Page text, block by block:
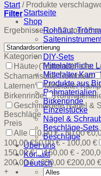
Startseite
Shop
Rohhaut,
Schamanische
DIY-Sets
Mittelalterliche
Mittelalter
Produkte aus
Rohmaterialien
Birkenrinde
Einzelstücke
Nägel &
Beschläge-Sets
Beschläge
Über uns
Kontakt
Deutsch
Start /Produkte
Filter
Ergebnisse 1 – 12 von 13
Kategorien
Häute, (Trommel)Felle,
Schamanische Trommeln
Laternen
Mittelalter
Birkenrinde
Geschmiedete Nägel &
Beschläge
Preis
Alle
0,00 € - 50,00 €
100,00 €50,00 € - 100,00 €
150,00 €
150,00 € -
200,00 € - 250,00 €200,00
+